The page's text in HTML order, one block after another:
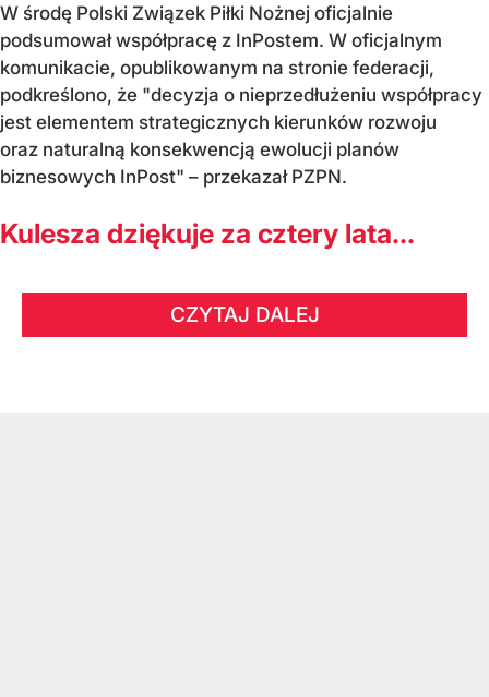
W środę Polski Związek Piłki Nożnej oficjalnie
podsumował współpracę z InPostem. W oficjalnym
komunikacie, opublikowanym na stronie federacji,
podkreślono, że "decyzja o nieprzedłużeniu współpracy
jest elementem strategicznych kierunków rozwoju
oraz naturalną konsekwencją ewolucji planów
biznesowych InPost" – przekazał PZPN.
Kulesza dziękuje za cztery lata...
CZYTAJ DALEJ